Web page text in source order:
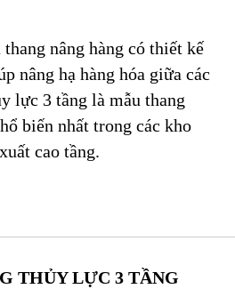
nâng hàng có thiết kế
nâng hạ hàng hóa giữa các
lực 3 tầng là mẫu thang
biến nhất trong các kho
cao tầng.
THỦY LỰC 3 TẦNG